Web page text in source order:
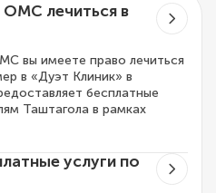
лечиться в
вы имеете право лечиться
в «Дуэт Клиник» в
бесплатные
Таштагола в рамках
услуги по